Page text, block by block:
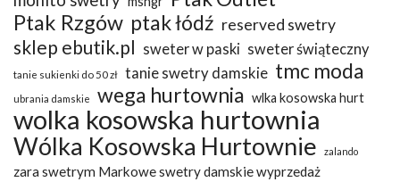
Ptak Rzgów ptak łódź reserved swetry
sklep ebutik.pl sweter w paski sweter świąteczny
tanie sukienki do 50 zł tanie swetry damskie tmc moda
ubrania damskie wega hurtownia wlka kosowska hurt
wolka kosowska hurtownia
Wólka Kosowska Hurtownie zalando
zara swetrym Markowe swetry damskie wyprzedaż